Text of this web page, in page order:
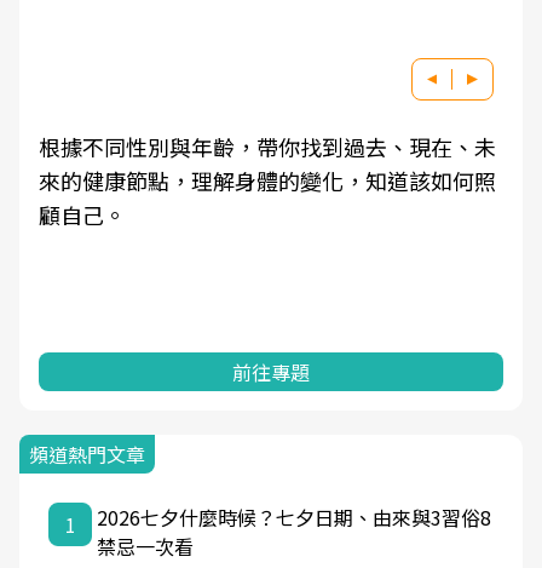
根據不同性別與年齡，帶你找到過去、現在、未
來的健康節點，理解身體的變化，知道該如何照
顧自己。
前往專題
頻道熱門文章
1
2026七夕什麼時候？七夕日期、由來與3習俗8
禁忌一次看